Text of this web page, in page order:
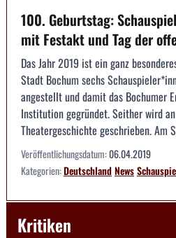
100. Geburtstag:
mit Festakt und Tag der
Das Jahr 2019 ist ein ganz
Stadt Bochum sechs
angestellt und damit das Bochumer
Institution gegründet. Seither wird
Theatergeschichte geschrieben. Am
Veröffentlichungsdatum:06.04.2019
Kategorien:DeutschlandNews
Kritiken